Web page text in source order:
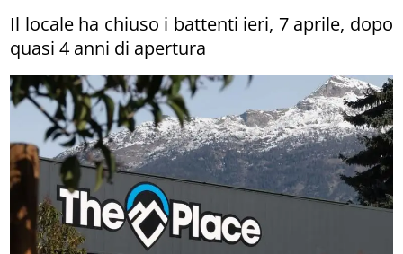
Il locale ha chiuso i battenti ieri, 7 aprile, dopo
quasi 4 anni di apertura